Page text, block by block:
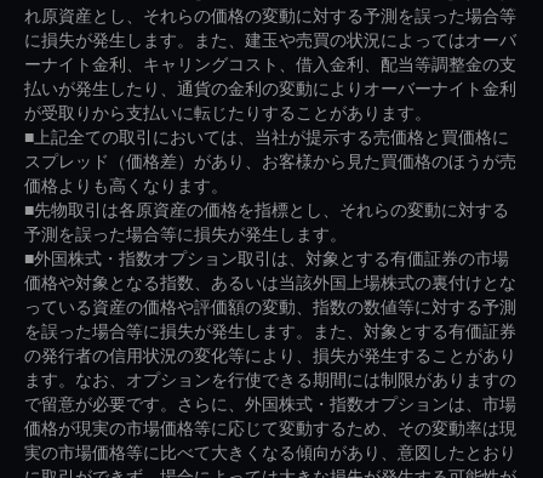
れ原資産とし、それらの価格の変動に対する予測を誤った場合等
に損失が発生します。また、建玉や売買の状況によってはオーバ
ーナイト金利、キャリングコスト、借入金利、配当等調整金の支
払いが発生したり、通貨の金利の変動によりオーバーナイト金利
が受取りから支払いに転じたりすることがあります。
■上記全ての取引においては、当社が提示する売価格と買価格に
スプレッド（価格差）があり、お客様から見た買価格のほうが売
価格よりも高くなります。
■先物取引は各原資産の価格を指標とし、それらの変動に対する
予測を誤った場合等に損失が発生します。
■外国株式・指数オプション取引は、対象とする有価証券の市場
価格や対象となる指数、あるいは当該外国上場株式の裏付けとな
っている資産の価格や評価額の変動、指数の数値等に対する予測
を誤った場合等に損失が発生します。また、対象とする有価証券
の発行者の信用状況の変化等により、損失が発生することがあり
ます。なお、オプションを行使できる期間には制限がありますの
で留意が必要です。さらに、外国株式・指数オプションは、市場
価格が現実の市場価格等に応じて変動するため、その変動率は現
実の市場価格等に比べて大きくなる傾向があり、意図したとおり